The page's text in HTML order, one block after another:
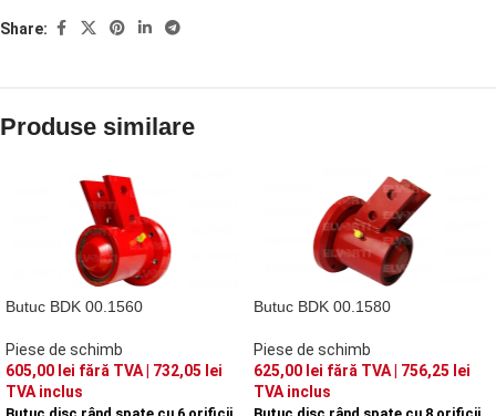
Share:
Produse similare
Butuc BDK 00.1560
Piese de schimb
605,00 lei fără TVA | 732,05 lei
TVA inclus
Butuc BDK 00.1580
Piese de schimb
625,00 lei fără TVA | 756,25 lei
TVA inclus